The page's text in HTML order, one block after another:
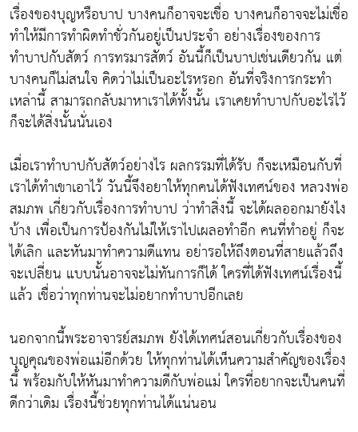
เรื่องของบุญหรือบาป บางคนก็อาจจะเชื่อ บางคนก็อาจจะไม่เชื่อ
ทำให้มีการทำผิดทำชั่วกันอยู่เป็นประจำ อย่างเรื่องของการ
ทำบาปกับสัตว์ การทรมารสัตว์ อันนี้ก็เป็นบาปเช่นเดียวกัน แต่
บางคนก็ไม่สนใจ คิดว่าไม่เป็นอะไรหรอก อันที่จริงการกระทำ
เหล่านี้ สามารถกลับมาหาเราได้ทั้งนั้น เราเคยทำบาปกับอะไรไว้
ก็จะได้สิ่งนั้นนั่นเอง
เมื่อเราทำบาปกับสัตว์อย่างไร ผลกรรมที่ได้รับ ก็จะเหมือนกับที่
เราได้ทำเขาเอาไว้ วันนี้จึงอยาให้ทุกคนได้ฟังเทศน์ของ หลวงพ่อ
สมภพ เกี่ยวกับเรื่องการทำบาป ว่าทำสิ่งนี้ จะได้ผลออกมายังไง
บ้าง เพื่อเป็นการป้องกันไม่ให้เราไปเผลอทำอีก คนที่ทำอยู่ ก็จะ
ได้เลิก และหันมาทำความดีแทน อย่ารอให้ถึงตอนที่สายแล้วถึง
จะเปลี่ยน แบบนั้นอาจจะไม่ทันการก็ได้ ใครที่ได้ฟังเทศน์เรื่องนี้
แล้ว เชื่อว่าทุกท่านจะไม่อยากทำบาปอีกเลย
นอกจากนี้พระอาจารย์สมภพ ยังได้เทศน์สอนเกี่ยวกับเรื่องของ
บุญคุณของพ่อแม่อีกด้วย ให้ทุกท่านได้เห็นความสำคัญของเรื่อง
นี้ พร้อมกับให้หันมาทำความดีกับพ่อแม่ ใครที่อยากจะเป็นคนที่
ดีกว่าเดิม เรื่องนี้ช่วยทุกท่านได้แน่นอน